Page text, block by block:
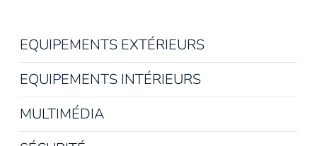
EQUIPEMENTS EXTÉRIEURS
EQUIPEMENTS INTÉRIEURS
MULTIMÉDIA